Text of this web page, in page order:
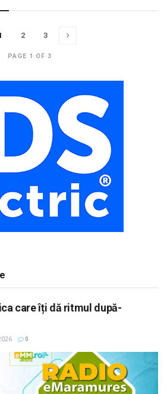
PAGE 1 OF 3
2 3
care îți dă ritmul după-
0